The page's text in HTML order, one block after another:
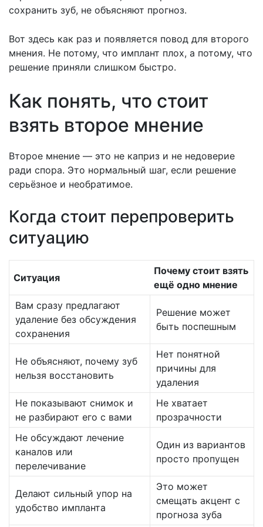
сохранить зуб, не объясняют прогноз.
Вот здесь как раз и появляется повод для второго
мнения. Не потому, что имплант плох, а потому, что
решение приняли слишком быстро.
Как понять, что стоит
взять второе мнение
Второе мнение — это не каприз и не недоверие
ради спора. Это нормальный шаг, если решение
серьёзное и необратимое.
Когда стоит перепроверить
ситуацию
Ситуация
Почему стоит взять
ещё одно мнение
Вам сразу предлагают
удаление без обсуждения
сохранения
Решение может
быть поспешным
Не объясняют, почему зуб
нельзя восстановить
Нет понятной
причины для
удаления
Не показывают снимок и
не разбирают его с вами
Не хватает
прозрачности
Не обсуждают лечение
каналов или
перелечивание
Один из вариантов
просто пропущен
Делают сильный упор на
удобство импланта
Это может
смещать акцент с
прогноза зуба